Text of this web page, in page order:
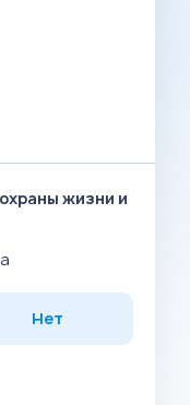
жизни и
Нет